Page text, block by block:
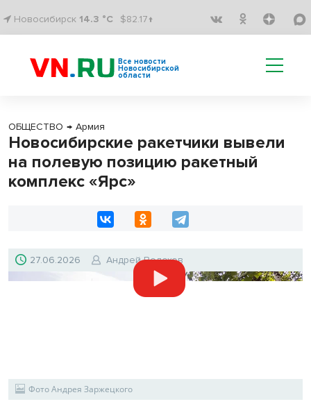
Новосибирск 14.3 °C $82.17↑
Все новости
Новосибирской
области
ОБЩЕСТВО → Армия
Новосибирские ракетчики вывели
на полевую позицию ракетный
комплекс «Ярс»
27.06.2026 Андрей Волохов
Фото Андрея Заржецкого